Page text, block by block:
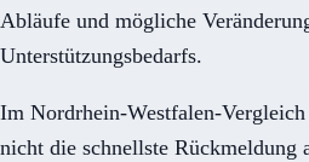
Abläufe und mögliche
Unterstützungsbedarfs.
Im Nordrhein-Westfalen-
nicht die schnellste Rückmeldung